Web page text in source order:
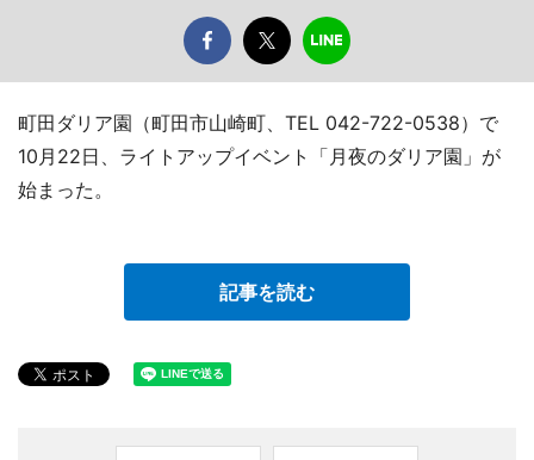
町田ダリア園（町田市山崎町、TEL 042-722-0538）で
10月22日、ライトアップイベント「月夜のダリア園」が
始まった。
記事を読む